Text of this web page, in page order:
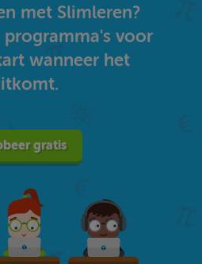
met Slimleren?
voor
wanneer het
gratis